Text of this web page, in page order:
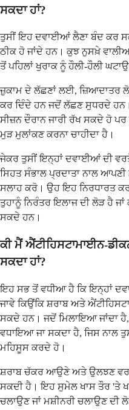
ਸਕਦਾ ਹਾਂ?
ਤੁਸੀਂ ਇਹ ਦਵਾਈਆਂ ਲੈਣਾ ਬੰਦ ਕਰ
ਠੀਕ ਹੋ ਜਾਂਦੇ ਹਨ। ਕੁਝ ਨੁਸਖ਼ੇ
ਤੋਂ ਪਹਿਲਾਂ ਖੁਰਾਕ ਨੂੰ ਹੌਲੀ-ਹੌਲੀ
ਜ਼ੁਕਾਮ ਦੇ ਲੱਛਣਾਂ ਲਈ, ਜ਼ਿਆਦਾਤਰ
ਕਰ ਦਿੰਦੇ ਹਨ ਜਦੋਂ ਲੱਛਣ ਸੁਧਰਦੇ
ਸੀਜ਼ਨ ਦੌਰਾਨ ਜਾਰੀ ਰੱਖ ਸਕਦੇ ਹੋ
ਮੁੜ ਮੁਲਾਂਕਣ ਕਰਨਾ ਚਾਹੀਦਾ ਹੈ।
ਜੇਕਰ ਤੁਸੀਂ ਇਨ੍ਹਾਂ ਦਵਾਈਆਂ ਦੀ
ਸਿਹਤ ਸੰਭਾਲ ਪ੍ਰਦਾਤਾ ਨਾਲ
ਸਲਾਹ ਕਰੋ। ਉਹ ਇਹ ਨਿਰਧਾਰਤ
ਤੁਹਾਨੂੰ ਨਿਰੰਤਰ ਇਲਾਜ ਦੀ ਲੋੜ ਹੈ
ਸਕਦੇ ਹਨ।
ਕੀ ਮੈਂ ਐਂਟੀਹਿਸਟਾਮਾਈਨ-
ਸਕਦਾ ਹਾਂ?
ਇਹ ਸਭ ਤੋਂ ਵਧੀਆ ਹੈ ਕਿ ਇਨ੍ਹਾਂ
ਜਾਵੇ ਕਿਉਂਕਿ ਸ਼ਰਾਬ ਅਤੇ
ਸਕਦੇ ਹਨ। ਜਦੋਂ ਮਿਲਾਇਆ ਜਾਂਦਾ
ਵਧਾਇਆ ਜਾ ਸਕਦਾ ਹੈ, ਜਿਸ ਨਾਲ
ਮਹਿਸੂਸ ਕਰਦੇ ਹੋ।
ਸ਼ਰਾਬ ਚੱਕਰ ਆਉਣੇ ਅਤੇ ਉਲਝਣ
ਸਕਦੀ ਹੈ। ਇਹ ਸੁਮੇਲ ਖਾਸ ਤੌਰ 'ਤੇ
ਚਲਾਉਣ ਜਾਂ ਮਸ਼ੀਨਰੀ ਚਲਾਉਣ ਦੀ